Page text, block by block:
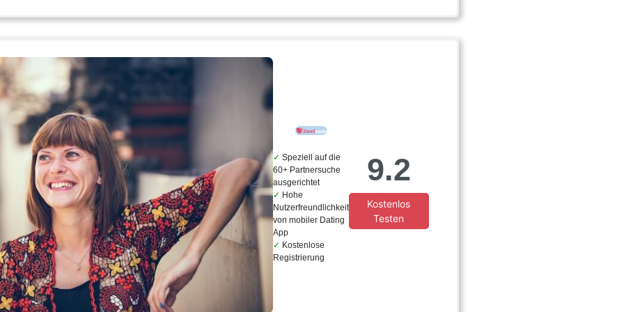
Speziell auf die
60+ Partnersuche
ausgerichtet
Hohe
Nutzerfreundlichkeit
von mobiler Dating
App
Kostenlose
Registrierung
9.2
Kostenlos
Testen